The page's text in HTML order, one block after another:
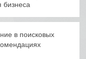
бизнеса
в поисковых